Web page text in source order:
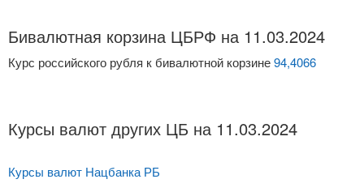
Бивалютная корзина ЦБРФ на 11.03.2024
Курс российского рубля к бивалютной корзине94,4066
Курсы валют других ЦБ на 11.03.2024
Курсы валют Нацбанка РБ